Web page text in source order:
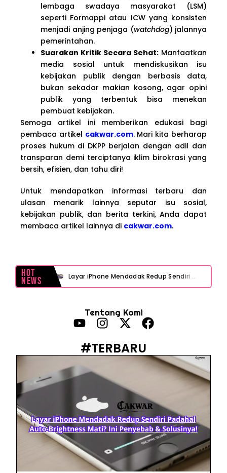
lembaga swadaya masyarakat (LSM)
seperti Formappi atau ICW yang konsisten
menjadi anjing penjaga (watchdog) jalannya
pemerintahan.
Suarakan Kritik Secara Sehat: Manfaatkan
media sosial untuk mendiskusikan isu
kebijakan publik dengan berbasis data,
bukan sekadar makian kosong, agar opini
publik yang terbentuk bisa menekan
pembuat kebijakan.
Semoga artikel ini memberikan edukasi bagi
pembaca artikel cakwar.com. Mari kita berharap
proses hukum di DKPP berjalan dengan adil dan
transparan demi terciptanya iklim birokrasi yang
bersih, efisien, dan tahu diri!
Untuk mendapatkan informasi terbaru dan
ulasan menarik lainnya seputar isu sosial,
kebijakan publik, dan berita terkini, Anda dapat
membaca artikel lainnya di cakwar.com.
Hot
News Layar iPhone Mendadak Redup Sendiri Padahal Auto-Brightness Mati? Ini Penyebab & Solusinya!
Prabowo Sebut ‘Londo Ireng’, Ray Rangkuti Desak DPR Bersikap, Ini Ulasan Politiknya
MAKI Soroti Penahanan Eks Jampidsus Febrie Adriansyah Tanpa Rompi Pink
Babak Baru Kasus Febrie Adriansyah, Rencana Praperadilan Penyitaan Emas dan Uang Tunai Jadi Sorotan
Baterai Apple Watch Cepat Boros? Ini Penyebab dan Cara Mengatasinya
HP Huawei Cepat Panas? Ini Penyebab Utama dan Cara Mengatasinya
Tentang Kami
#TERBARU